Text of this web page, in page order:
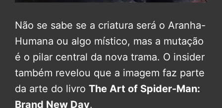
Não se sabe se a criatura será o Aranha-
Humana ou algo místico, mas a mutação
é o pilar central da nova trama. O insider
também revelou que a imagem faz parte
da arte do livro The Art of Spider-Man:
Brand New Day.